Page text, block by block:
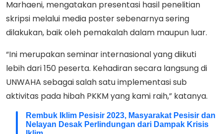
Marhaeni, mengatakan presentasi hasil penelitian
skripsi melalui media poster sebenarnya sering
dilakukan, baik oleh pemakalah dalam maupun luar.
“Ini merupakan seminar internasional yang diikuti
lebih dari 150 peserta. Kehadiran secara langsung di
UNWAHA sebagai salah satu implementasi sub
aktivitas pada hibah PKKM yang kami raih,” katanya.
Rembuk Iklim Pesisir 2023, Masyarakat Pesisir dan
Nelayan Desak Perlindungan dari Dampak Krisis